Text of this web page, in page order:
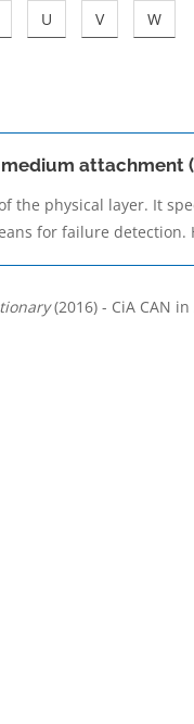
U V W
attachment
the physical layer. It
for failure detection.
(2016) - CiA CAN